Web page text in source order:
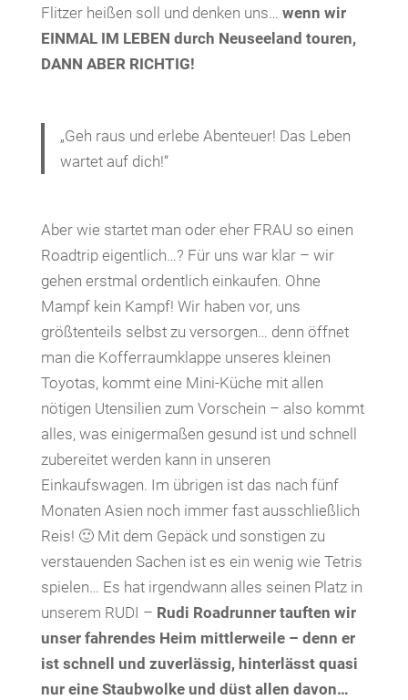
Flitzer heißen soll und denken uns… wenn wir
EINMAL IM LEBEN durch Neuseeland touren,
DANN ABER RICHTIG!
„Geh raus und erlebe Abenteuer! Das Leben
wartet auf dich!“
Aber wie startet man oder eher FRAU so einen
Roadtrip eigentlich…? Für uns war klar – wir
gehen erstmal ordentlich einkaufen. Ohne
Mampf kein Kampf! Wir haben vor, uns
größtenteils selbst zu versorgen… denn öffnet
man die Kofferraumklappe unseres kleinen
Toyotas, kommt eine Mini-Küche mit allen
nötigen Utensilien zum Vorschein – also kommt
alles, was einigermaßen gesund ist und schnell
zubereitet werden kann in unseren
Einkaufswagen. Im übrigen ist das nach fünf
Monaten Asien noch immer fast ausschließlich
Reis! 🙂 Mit dem Gepäck und sonstigen zu
verstauenden Sachen ist es ein wenig wie Tetris
spielen… Es hat irgendwann alles seinen Platz in
unserem RUDI – Rudi Roadrunner tauften wir
unser fahrendes Heim mittlerweile – denn er
ist schnell und zuverlässig, hinterlässt quasi
nur eine Staubwolke und düst allen davon…